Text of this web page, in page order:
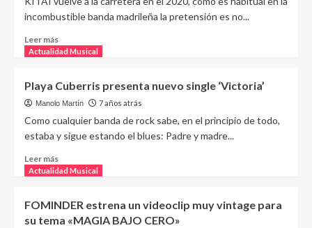
incombustible banda madrileña la pretensión es no...
Leer más
Actualidad Musical
Playa Cuberris presenta nuevo single ‘Victoria’
Manolo Martín 7 años atrás
Como cualquier banda de rock sabe, en el principio de todo,
estaba y sigue estando el blues: Padre y madre...
Leer más
Actualidad Musical
FOMINDER estrena un videoclip muy vintage para
su tema «MAGIA BAJO CERO»